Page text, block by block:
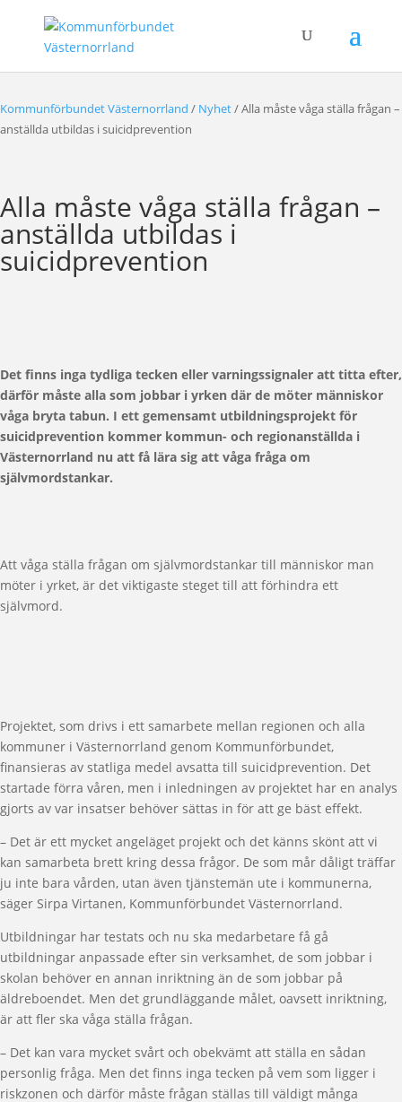
Kommunförbundet Västernorrland / Nyhet/Alla måste våga ställa frågan –
anställda utbildas i suicidprevention
Alla måste våga ställa frågan –
anställda utbildas i
suicidprevention
Det finns inga tydliga tecken eller varningssignaler att titta efter,
därför måste alla som jobbar i yrken där de möter människor
våga bryta tabun. I ett gemensamt utbildningsprojekt för
suicidprevention kommer kommun- och regionanställda i
Västernorrland nu att få lära sig att våga fråga om
självmordstankar.
Att våga ställa frågan om självmordstankar till människor man
möter i yrket, är det viktigaste steget till att förhindra ett
självmord.
Projektet, som drivs i ett samarbete mellan regionen och alla
kommuner i Västernorrland genom Kommunförbundet,
finansieras av statliga medel avsatta till suicidprevention. Det
startade förra våren, men i inledningen av projektet har en analys
gjorts av var insatser behöver sättas in för att ge bäst effekt.
– Det är ett mycket angeläget projekt och det känns skönt att vi
kan samarbeta brett kring dessa frågor. De som mår dåligt träffar
ju inte bara vården, utan även tjänstemän ute i kommunerna,
säger Sirpa Virtanen, Kommunförbundet Västernorrland.
Utbildningar har testats och nu ska medarbetare få gå
utbildningar anpassade efter sin verksamhet, de som jobbar i
skolan behöver en annan inriktning än de som jobbar på
äldreboendet. Men det grundläggande målet, oavsett inriktning,
är att fler ska våga ställa frågan.
– Det kan vara mycket svårt och obekvämt att ställa en sådan
personlig fråga. Men det finns inga tecken på vem som ligger i
riskzonen och därför måste frågan ställas till väldigt många